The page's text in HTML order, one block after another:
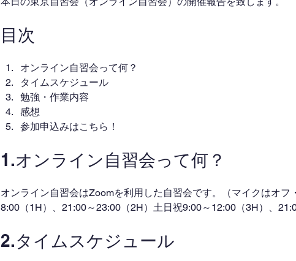
目次
オンライン自習会って何？
タイムスケジュール
勉強・作業内容
感想
参加申込みはこちら！
1.オンライン自習会って何？
オンライン自習会はZoomを利用した自習会です。（マイクはオフ
8:00（1H）、21:00～23:00（2H）土日祝9:00～12:00（3H）、
2.タイムスケジュール